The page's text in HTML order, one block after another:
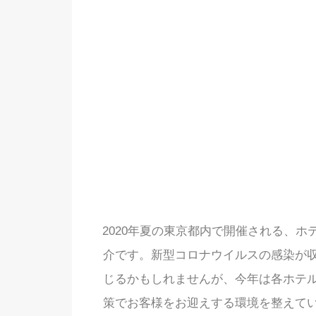
2020年夏の東京都内で開催される、ホ
介です。新型コロナウイルスの感染が
じるかもしれませんが、今年は各ホテ
策でお客様をお迎えする環境を整えて